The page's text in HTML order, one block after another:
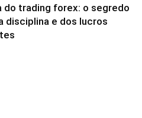
do trading forex: o segredo
disciplina e dos lucros